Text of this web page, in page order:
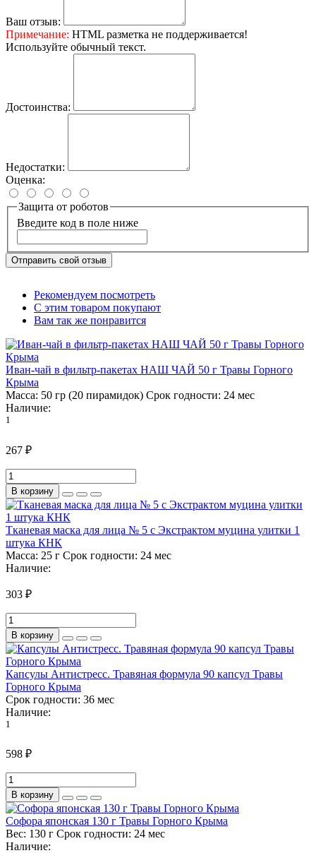
Ваш отзыв:
Примечание: HTML разметка не поддерживается!
Используйте обычный текст.
Достоинства:
Недостатки:
Оценка:
Защита от роботов
Введите код в поле ниже
Отправить свой отзыв
Рекомендуем посмотреть
С этим товаром покупают
Вам так же понравится
Иван-чай в фильтр-пакетах НАШ ЧАЙ 50 г Травы Горного
Крыма
Масса: 50 гр (20 пирамидок) Срок годности: 24 мес
Наличие:
1
267 ₽
В корзину
Тканевая маска для лица № 5 с Экстрактом муцина улитки 1
штука КНК
Масса: 25 г Срок годности: 24 мес
Наличие:
303 ₽
В корзину
Капсулы Антистресс. Травяная формула 90 капсул Травы
Горного Крыма
Срок годности: 36 мес
Наличие:
1
598 ₽
В корзину
Софора японская 130 г Травы Горного Крыма
Вес: 130 г Срок годности: 24 мес
Наличие: